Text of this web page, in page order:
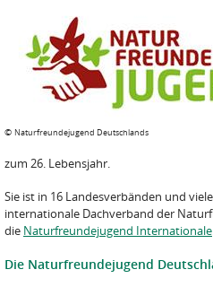
© Naturfreundejugend Deutschlands
zum 26. Lebensjahr.
Sie ist in 16 Landesverbänden und
internationale Dachverband der
die Naturfreundejugend Internationale
Die Naturfreundejugend